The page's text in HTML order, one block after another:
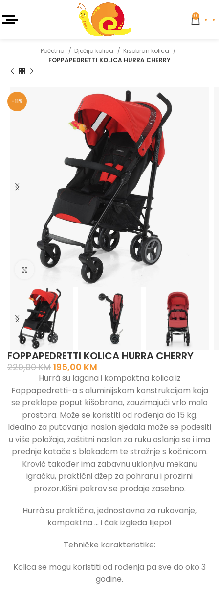
0
Početna Dječija kolica
Kisobran kolica
FOPPAPEDRETTI KOLICA HURRA CHERRY
-11%
Click to enlarge
FOPPAPEDRETTI KOLICA HURRA CHERRY
220,00KM 195,00 KM
Hurrà su lagana i kompaktna kolica iz
Foppapedretti-a s aluminijskom konstrukcijom koja
se preklope poput kišobrana, zauzimajući vrlo malo
prostora. Može se koristiti od rođenja do 15 kg.
Idealno za putovanja: naslon sjedala može se podesiti
u više položaja, zaštitni naslon za ruku oslanja se i ima
prednje kotače s blokadom te stražnje s kočnicom.
Krović također ima zabavnu uklonjivu mekanu
igračku, praktični džep za pohranu i prozirni
prozor.Kišni pokrov se prodaje zasebno.
Hurrà su praktična, jednostavna za rukovanje,
kompaktna … i čak izgleda lijepo!
Tehničke karakteristike:
Kolica se mogu koristiti od rođenja pa sve do oko 3
godine.